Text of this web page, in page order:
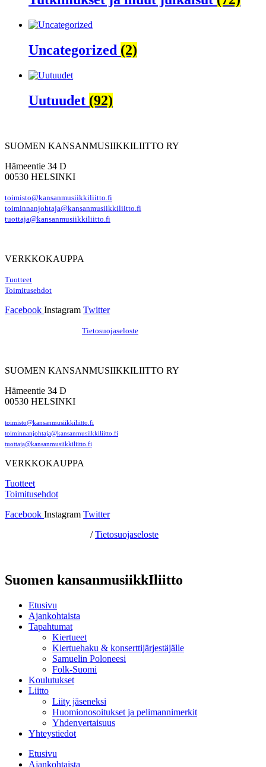
Uncategorized (2)
Uutuudet (92)
SUOMEN KANSANMUSIIKKILIITTO RY
Hämeentie 34 D
00530 HELSINKI
toimisto@kansanmusiikkiliitto.fi
toiminnanjohtaja@kansanmusiikkiliitto.fi
tuottaja@kansanmusiikkiliitto.fi
VERKKOKAUPPA
Tuotteet
Toimitusehdot
Facebook Instagram Twitter
Tietosuojaseloste
SUOMEN KANSANMUSIIKKILIITTO RY
Hämeentie 34 D
00530 HELSINKI
toimisto@kansanmusiikkiliitto.fi
toiminnanjohtaja@kansanmusiikkiliitto.fi
tuottaja@kansanmusiikkiliitto.fi
VERKKOKAUPPA
Tuotteet
Toimitusehdot
Facebook Instagram Twitter
/Tietosuojaseloste
Suomen kansanmusiikkIliitto
Etusivu
Ajankohtaista
Tapahtumat
Kiertueet
Kiertuehaku & konserttijärjestäjälle
Samuelin Poloneesi
Folk-Suomi
Koulutukset
Liitto
Liity jäseneksi
Huomionosoitukset ja pelimannimerkit
Yhdenvertaisuus
Yhteystiedot
Etusivu
Ajankohtaista